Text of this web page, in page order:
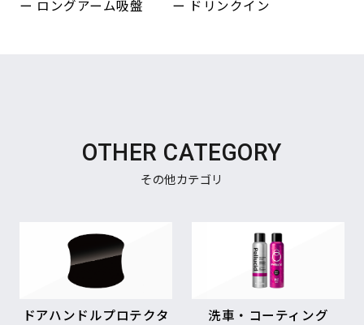
ー ロングアーム吸盤
ー ドリンクイン
OTHER CATEGORY
その他カテゴリ
ドアハンドルプロテクタ
洗車・コーティング